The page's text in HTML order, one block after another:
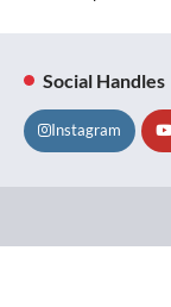
Social Handles
Instagram